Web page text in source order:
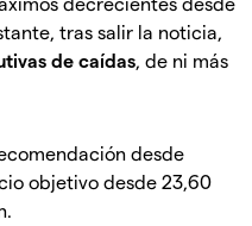
tras salir la noticia,
de caídas, de ni más
desde
objetivo desde 23,60